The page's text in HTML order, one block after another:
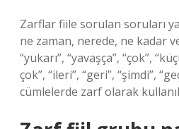
Zarflar fiile sorulan soruları
ne zaman, nerede, ne kadar ve
“yukarı”, “yavaşça”, “çok”,
çok”, “ileri”, “geri”, “şimdi”,
cümlelerde zarf olarak